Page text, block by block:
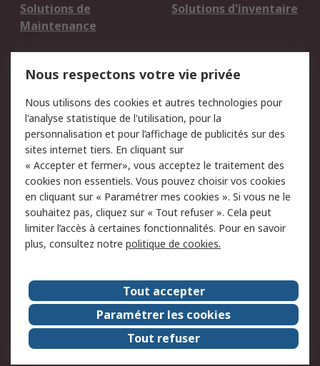
Solutions de
Maintenance
Solutions d'inventaire
du site
Politique de protection
des données - Mise à
jour
Sécurité des E-mails
Conditions générales
de vente
Politique anti-
corruption
Campagnes marketing
A propos de RS
A propos de RS France
Evénements
Le groupe RS Group Plc
Presse
RS dans le monde
Démarche RSE
Nous rejoindre
RS Particuliers
Nous respectons votre vie privée
Nous utilisons des cookies et autres technologies pour
l'analyse statistique de l'utilisation, pour la
personnalisation et pour l’affichage de publicités sur des
sites internet tiers. En cliquant sur
« Accepter et fermer», vous acceptez le traitement des
cookies non essentiels. Vous pouvez choisir vos cookies
en cliquant sur « Paramétrer mes cookies ». Si vous ne le
souhaitez pas, cliquez sur « Tout refuser ». Cela peut
limiter l’accès à certaines fonctionnalités. Pour en savoir
plus, consultez notre politique de cookies.
Tout accepter
Paramétrer les cookies
Tout refuser